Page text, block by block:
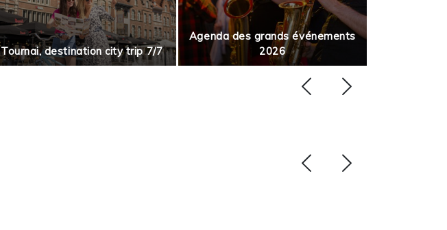
Tournai, destination city trip 7/7
Agenda des grands événements
2026